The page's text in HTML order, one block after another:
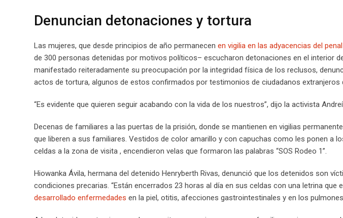
Denuncian detonaciones y tortura
Las mujeres, que desde principios de año permanecen en vigilia en las adyacencias del penal
de 300 personas detenidas por motivos políticos– escucharon detonaciones en el interior
manifestado reiteradamente su preocupación por la integridad física de los reclusos,
actos de tortura, algunos de estos confirmados por testimonios de ciudadanos extranjeros
“Es evidente que quieren seguir acabando con la vida de los nuestros”, dijo la activista
Decenas de familiares a las puertas de la prisión, donde se mantienen en vigilias
que liberen a sus familiares. Vestidos de color amarillo y con capuchas como les ponen a
celdas a la zona de visita , encendieron velas que formaron las palabras “SOS Rodeo 1”.
Hiowanka Ávila, hermana del detenido Henryberth Rivas, denunció que los detenidos son
condiciones precarias. “Están encerrados 23 horas al día en sus celdas con una letrina que
desarrollado enfermedades en la piel, otitis, afecciones gastrointestinales y en los